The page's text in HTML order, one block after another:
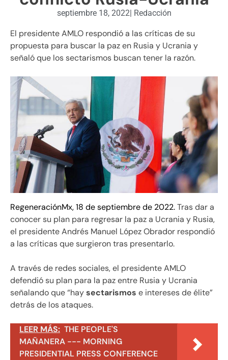
septiembre 18, 2022| Redacción
El presidente AMLO respondió a las críticas de su
propuesta para buscar la paz en Rusia y Ucrania y
señaló que los sectarismos buscan tener la razón.
RegeneraciónMx, 18 de septiembre de 2022.Tras dar a
conocer su plan para regresar la paz a Ucrania y Rusia,
el presidente Andrés Manuel López Obrador respondió
a las críticas que surgieron tras presentarlo.
A través de redes sociales, el presidente AMLO
defendió su plan para la paz entre Rusia y Ucrania
señalando que “haysectarismos e intereses de élite”
detrás de los ataques.
LEER MÁS: THE PEOPLE'S
MAÑANERA --- MORNING
PRESIDENTIAL PRESS CONFERENCE